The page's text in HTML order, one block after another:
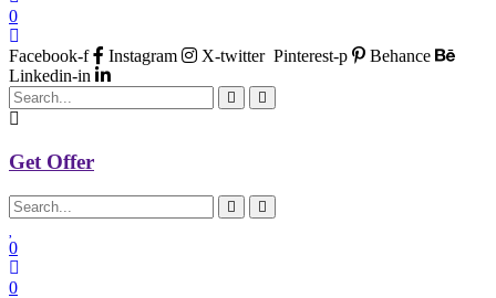
0
Facebook-f Instagram X-twitter Pinterest-p
Behance
Linkedin-in
Get Offer
0
0